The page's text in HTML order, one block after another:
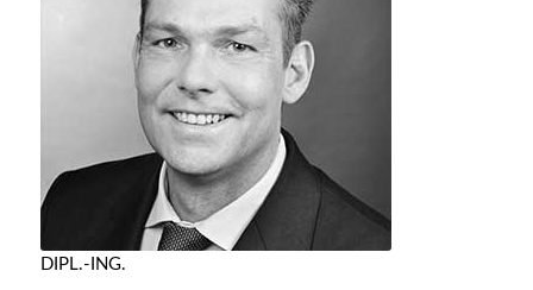
DIPL.-ING.